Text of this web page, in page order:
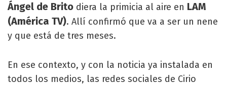
Ángel de Brito diera la primicia al aire en LAM
(América TV). Allí confirmó que va a ser un nene
y que está de tres meses.
En ese contexto, y con la noticia ya instalada en
todos los medios, las redes sociales de Cirio